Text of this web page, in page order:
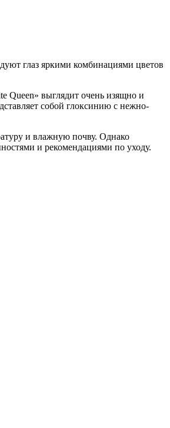
глаз яркими комбинациями цветов
Queen» выглядит очень изящно и
собой глоксинию с нежно-
и влажную почву. Однако
и рекомендациями по уходу.